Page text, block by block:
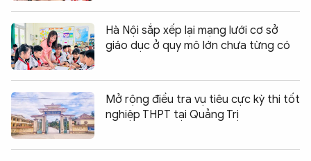
Hà Nội sắp xếp lại mạng lưới cơ sở
giáo dục ở quy mô lớn chưa từng có
Mở rộng điều tra vụ tiêu cực kỳ thi tốt
nghiệp THPT tại Quảng Trị